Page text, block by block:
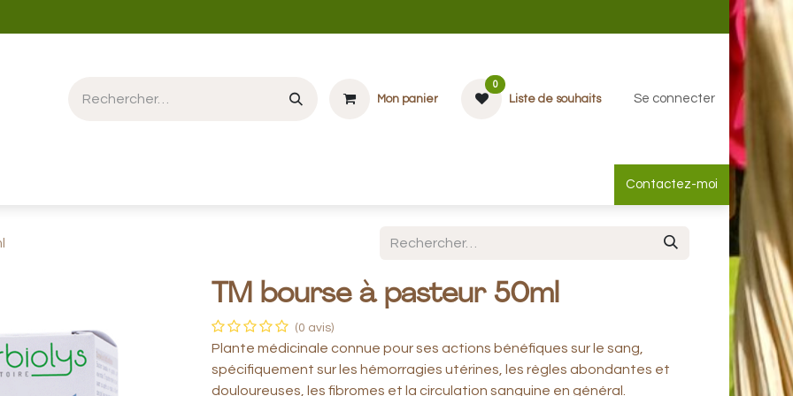
Mon panier
0
Liste de souhaits Se connecter
Contactez-moi
TM bourse à pasteur 50ml
(0 avis)
Plante médicinale connue pour ses actions bénéfiques sur le sang,
spécifiquement sur les hémorragies utérines, les règles abondantes et
douloureuses, les fibromes et la circulation sanguine en général.